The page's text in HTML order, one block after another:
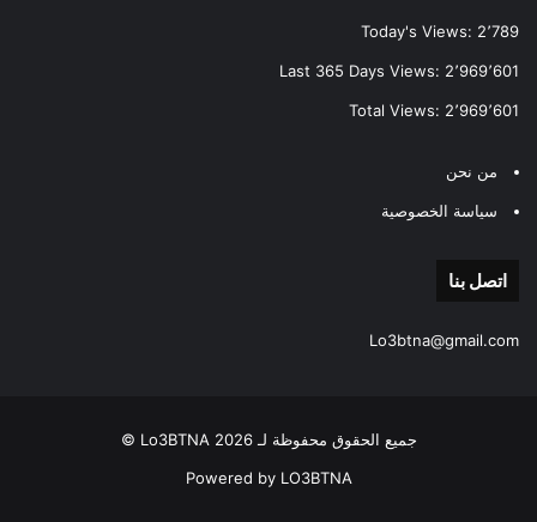
Today's Views: 2٬789
Last 365 Days Views: 2٬969٬601
Total Views: 2٬969٬601
من نحن
سياسة الخصوصية
اتصل بنا
Lo3btna@gmail.com
جميع الحقوق محفوظة لـ Lo3BTNA 2026 ©
Powered by LO3BTNA